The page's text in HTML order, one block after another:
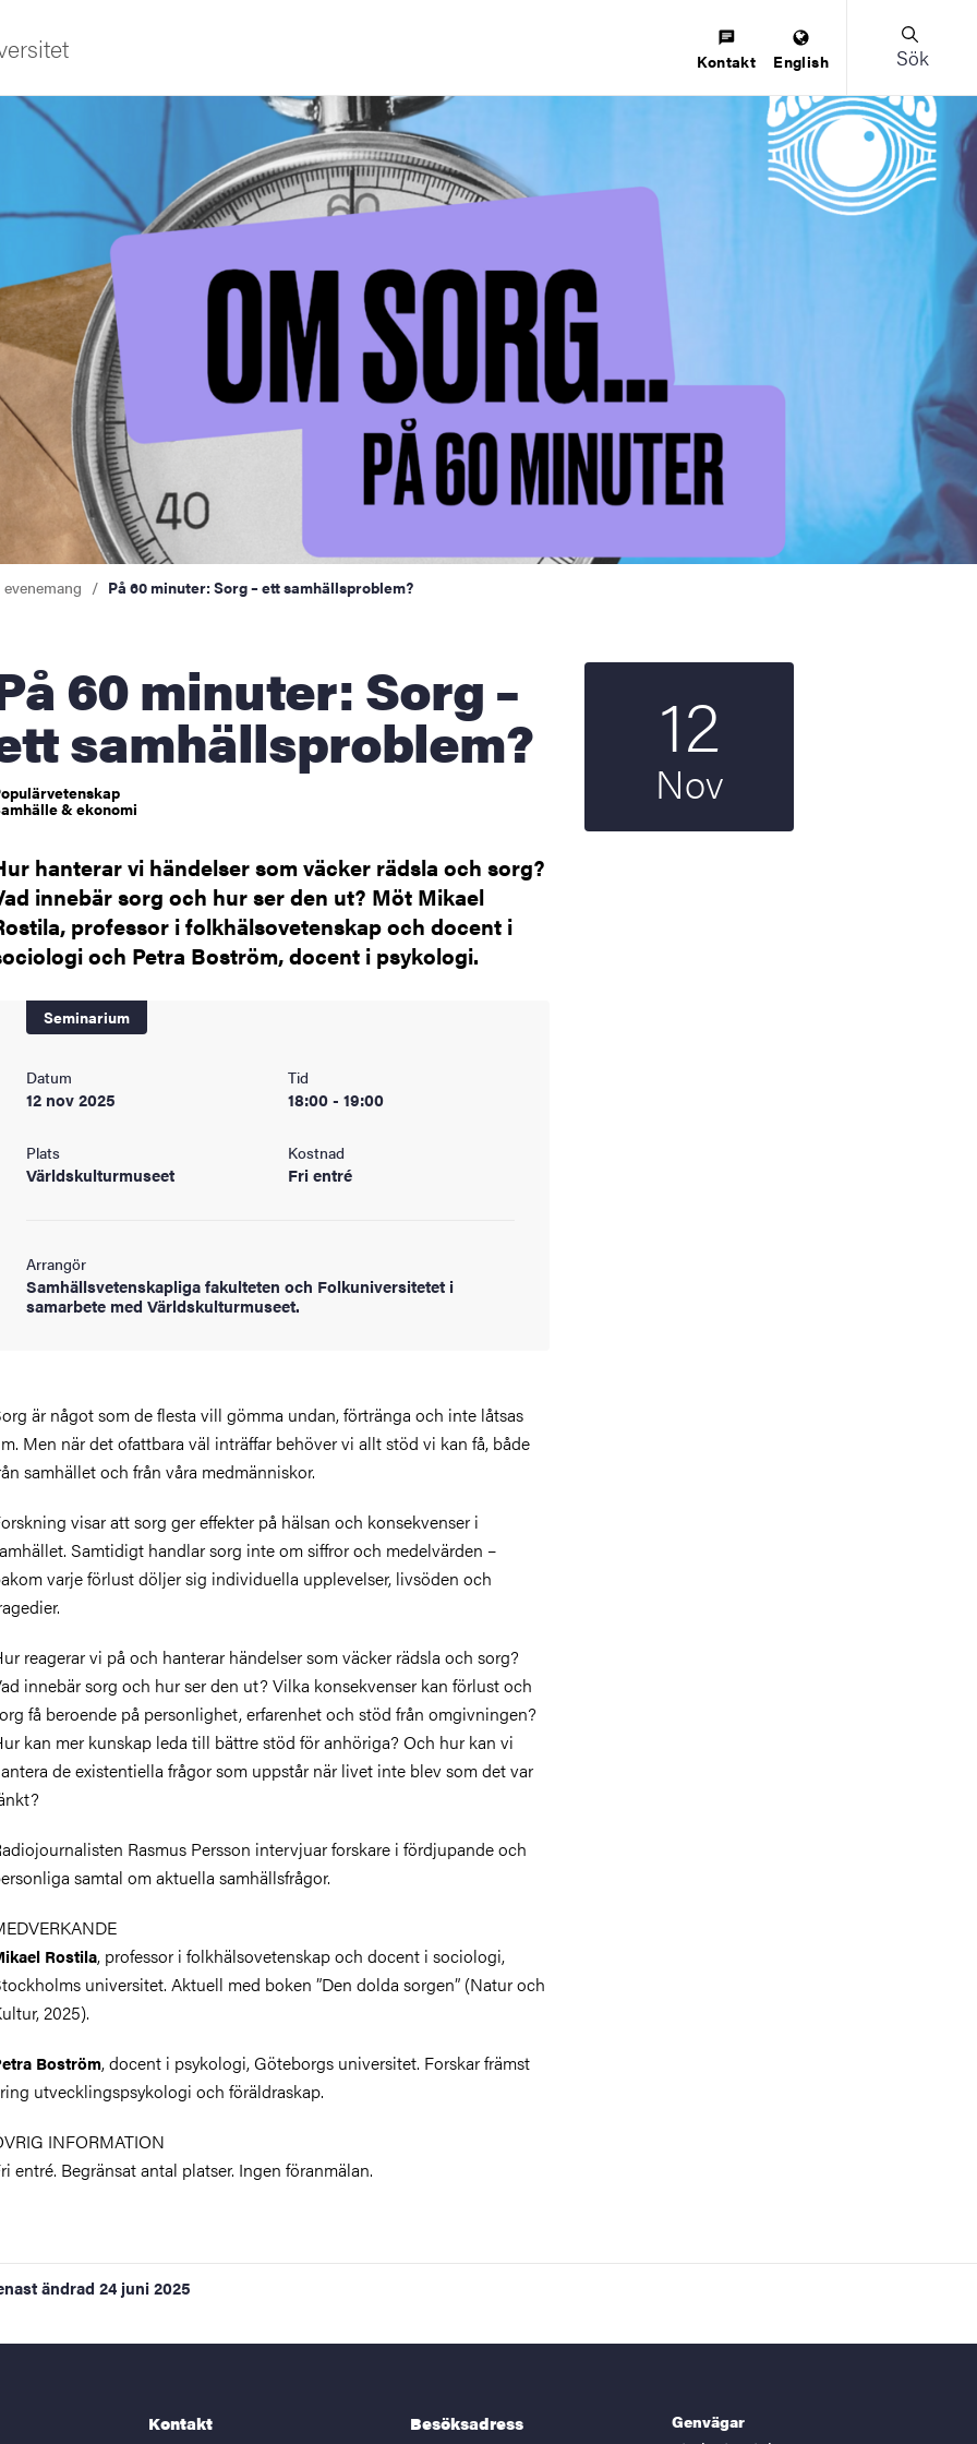
innovation
Kontakt English Sök
På 60 minuter: Sorg – ett samhällsproblem?
Sorg –
samhällsproblem?
& ekonomi
hanterar vi händelser som väcker rädsla och sorg?
innebär sorg och hur ser den ut? Möt Mikael
professor i folkhälsovetenskap och docent i
och Petra Boström, docent i psykologi.
Seminarium
Datum
12 nov 2025
Tid
18:00 - 19:00
Plats
Världskulturmuseet
Kostnad
Fri entré
Arrangör
Samhällsvetenskapliga fakulteten och Folkuniversitetet i
samarbete med Världskulturmuseet.
12
Nov
är något som de flesta vill gömma undan, förtränga och inte låtsas
Men när det ofattbara väl inträffar behöver vi allt stöd vi kan få, både
samhället och från våra medmänniskor.
visar att sorg ger effekter på hälsan och konsekvenser i
Samtidigt handlar sorg inte om siffror och medelvärden –
varje förlust döljer sig individuella upplevelser, livsöden och
reagerar vi på och hanterar händelser som väcker rädsla och sorg?
innebär sorg och hur ser den ut? Vilka konsekvenser kan förlust och
få beroende på personlighet, erfarenhet och stöd från omgivningen?
kan mer kunskap leda till bättre stöd för anhöriga? Och hur kan vi
de existentiella frågor som uppstår när livet inte blev som det var
Rasmus Persson intervjuar forskare i fördjupande och
samtal om aktuella samhällsfrågor.
Rostila, professor i folkhälsovetenskap och docent i sociologi,
universitet. Aktuell med boken ”Den dolda sorgen” (Natur och
2025).
Boström, docent i psykologi, Göteborgs universitet. Forskar främst
utvecklingspsykologi och föräldraskap.
INFORMATION
entré. Begränsat antal platser. Ingen föranmälan.
ändrad 24 juni 2025
Kontakt
Besöksadress
Genvägar